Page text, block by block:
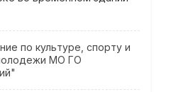
по культуре, спорту и
МО ГО